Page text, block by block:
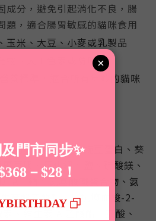
成分，避免引起消化不良，腸
題，適合腸胃敏感的貓咪食用
玉米、大豆、小麥或乳製品
物、人工色素或防腐劑
適合所有年齡的貓咪
肉、木薯澱粉、豌豆蛋白、葵
豆膠、氯化鉀、鹽、硫酸鎂、
二鈉、氨基酸鐵螯合物、氨
育酚乙酸酯、L-抗壞血酸-2-
、維生素 A 乙酸酯、菸酸、